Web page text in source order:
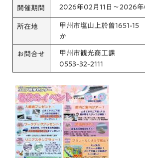
開催期間 2026年02月11日～2026年
所在地
甲州市塩山上於曽1651-
か
お問合せ
甲州市観光商工課
0553-32-2111